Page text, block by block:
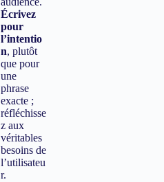
Écrivez
pour
l’intentio
n, plutôt
que pour
une
phrase
exacte ;
réfléchisse
z aux
véritables
besoins de
l’utilisateu
r.